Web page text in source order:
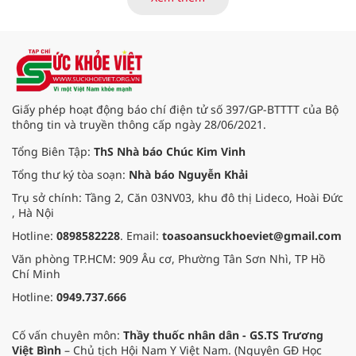
Giấy phép hoạt động báo chí điện tử số 397/GP-BTTTT của Bộ
thông tin và truyền thông cấp ngày 28/06/2021.
Tổng Biên Tập: ThS Nhà báo Chúc Kim Vinh
Tổng thư ký tòa soạn: Nhà báo Nguyễn Khải
Trụ sở chính: Tầng 2, Căn 03NV03, khu đô thị Lideco, Hoài Đức
, Hà Nội
Hotline: 0898582228. Email: toasoansuckhoeviet@gmail.com
Văn phòng TP.HCM: 909 Âu cơ, Phường Tân Sơn Nhì, TP Hồ
Chí Minh
Hotline: 0949.737.666
Cố vấn chuyên môn: Thầy thuốc nhân dân - GS.TS Trương
Việt Bình – Chủ tịch Hội Nam Y Việt Nam. (Nguyên GĐ Học